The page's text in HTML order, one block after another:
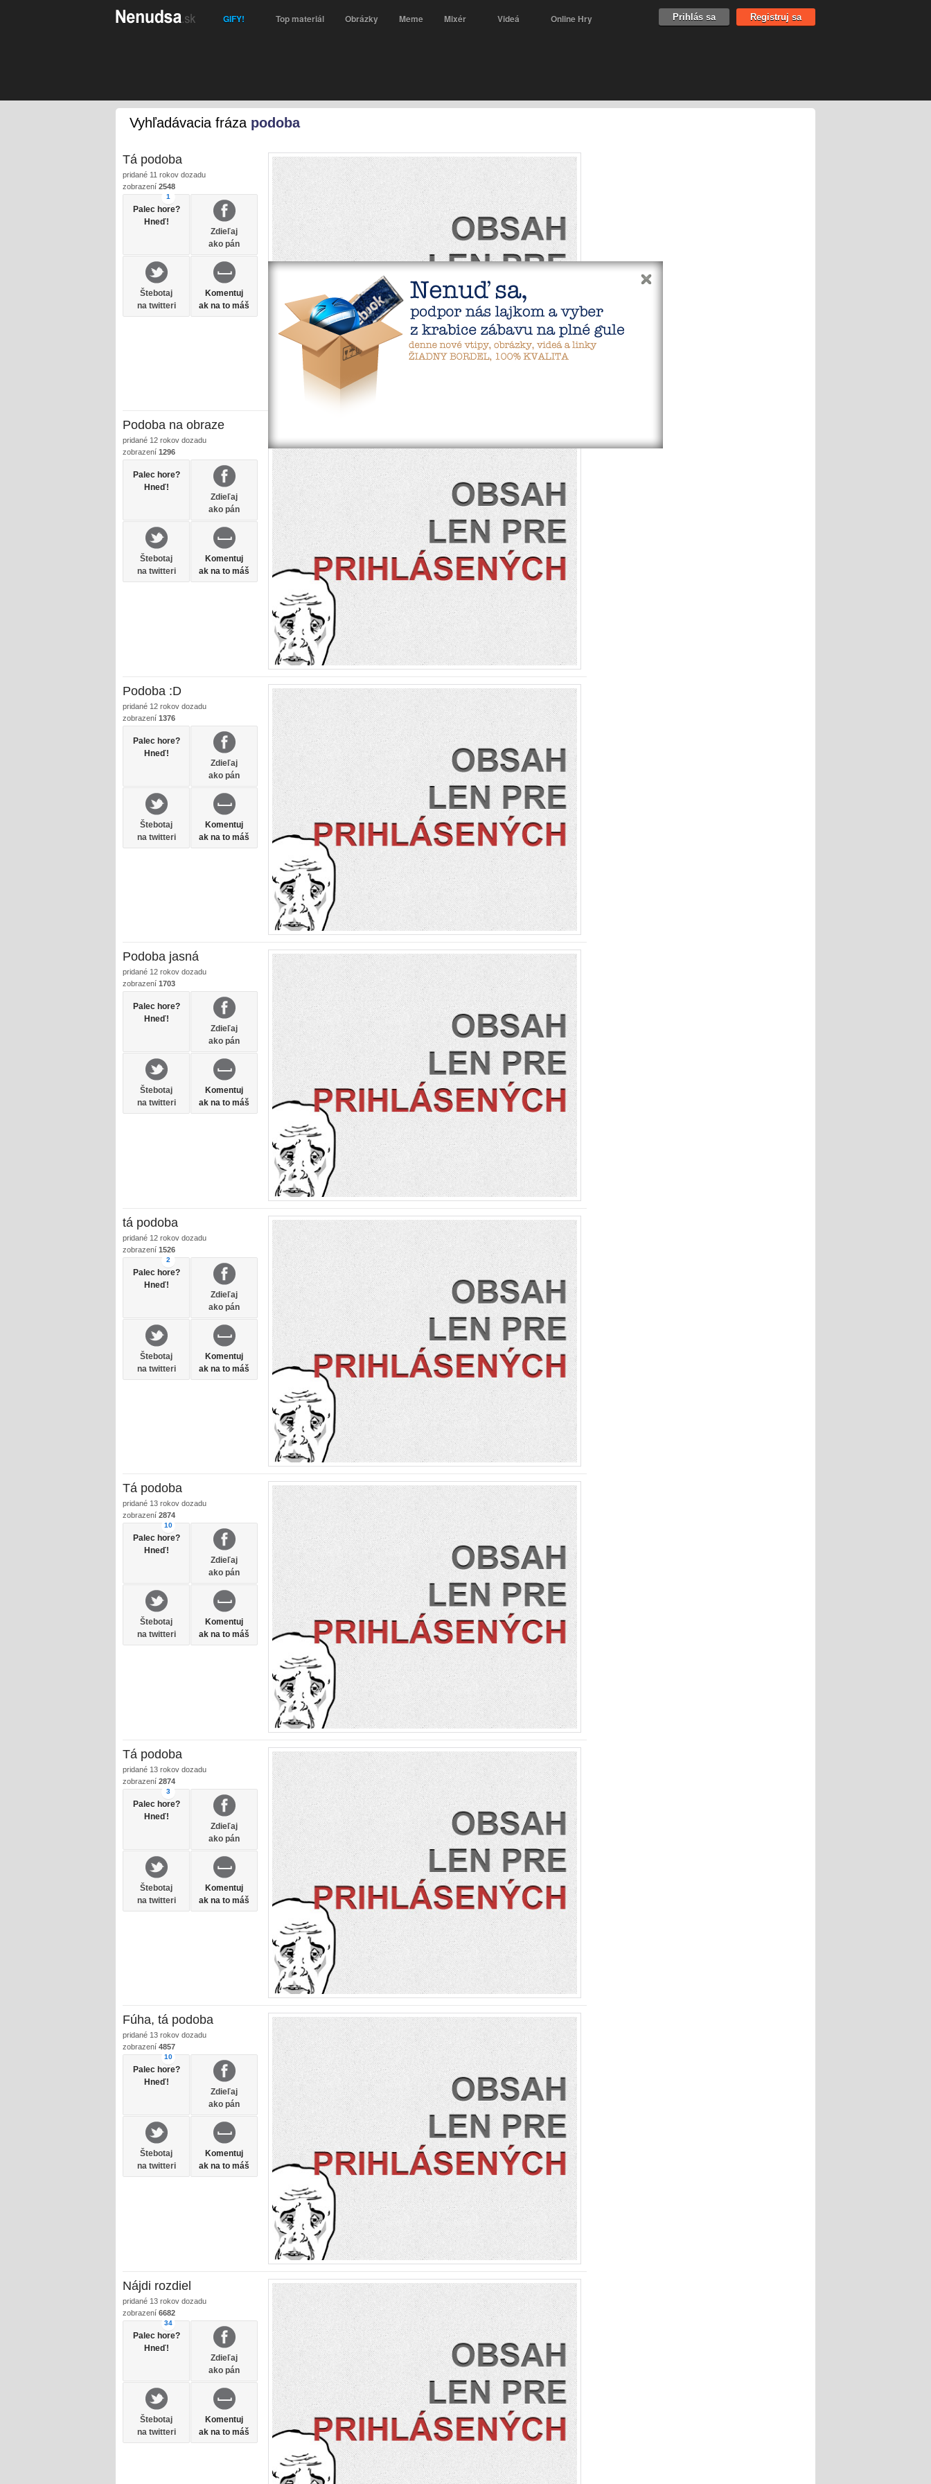
Prihlás sa Registruj sa
GIFY! Top materiál Obrázky Meme Mixér Videá Online Hry
Vyhľadávacia fráza podoba
Tá podoba
pridané 11 rokov dozadu
zobrazení 2548
1
Palec hore?
Hneď!
Zdieľaj
ako pán
Štebotaj
na twitteri
Komentuj
ak na to máš
Podoba na obraze
pridané 12 rokov dozadu
zobrazení 1296
Palec hore?
Hneď!
Zdieľaj
ako pán
Štebotaj
na twitteri
Komentuj
ak na to máš
Podoba :D
pridané 12 rokov dozadu
zobrazení 1376
Palec hore?
Hneď!
Zdieľaj
ako pán
Štebotaj
na twitteri
Komentuj
ak na to máš
Podoba jasná
pridané 12 rokov dozadu
zobrazení 1703
Palec hore?
Hneď!
Zdieľaj
ako pán
Štebotaj
na twitteri
Komentuj
ak na to máš
tá podoba
pridané 12 rokov dozadu
zobrazení 1526
2
Palec hore?
Hneď!
Zdieľaj
ako pán
Štebotaj
na twitteri
Komentuj
ak na to máš
Tá podoba
pridané 13 rokov dozadu
zobrazení 2874
10
Palec hore?
Hneď!
Zdieľaj
ako pán
Štebotaj
na twitteri
Komentuj
ak na to máš
Tá podoba
pridané 13 rokov dozadu
zobrazení 2874
3
Palec hore?
Hneď!
Zdieľaj
ako pán
Štebotaj
na twitteri
Komentuj
ak na to máš
Fúha, tá podoba
pridané 13 rokov dozadu
zobrazení 4857
10
Palec hore?
Hneď!
Zdieľaj
ako pán
Štebotaj
na twitteri
Komentuj
ak na to máš
Nájdi rozdiel
pridané 13 rokov dozadu
zobrazení 6682
34
Palec hore?
Hneď!
Zdieľaj
ako pán
Štebotaj
na twitteri
Komentuj
ak na to máš